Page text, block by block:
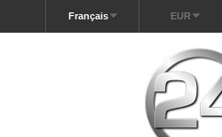
EUR
Français